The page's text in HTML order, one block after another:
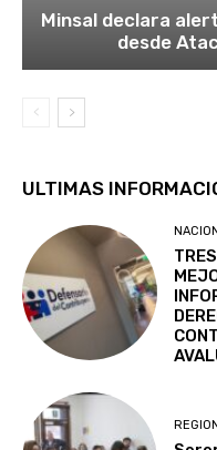
Minsal declara
desde
ULTIMAS